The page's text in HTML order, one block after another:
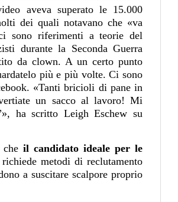
aveva superato le 15.000
dei quali notavano che «va
sono riferimenti a teorie del
durante la Seconda Guerra
da clown. A un certo punto
più e più volte. Ci sono
«Tanti bricioli di pane in
un sacco al lavoro! Mi
ha scritto Leigh Eschew su
il candidato ideale per le
metodi di reclutamento
a suscitare scalpore proprio